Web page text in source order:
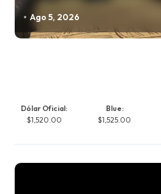
Ago 5, 2026
Dólar Oficial:
$1,520.00
Blue:
$1,525.00